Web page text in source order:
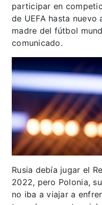
participar en
de UEFA hasta nuevo
madre del fútbol
comunicado.
Rusia debía jugar el
2022, pero Polonia,
no iba a viajar a